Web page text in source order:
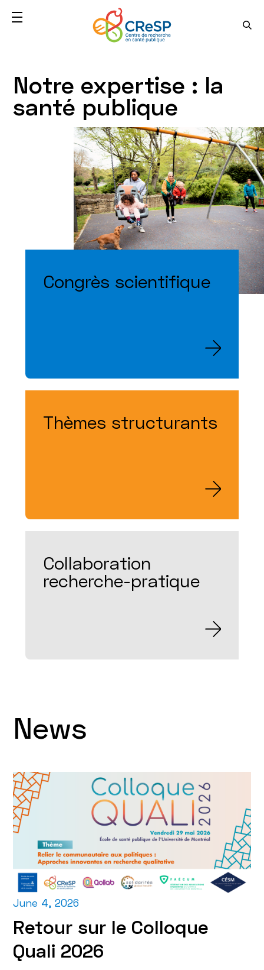
Notre expertise : la
santé publique
Congrès scientifique
Thèmes structurants
Collaboration
recherche-pratique
News
June 4, 2026
Retour sur le Colloque
Quali 2026